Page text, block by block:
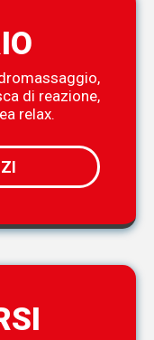
di reazione,
relax.